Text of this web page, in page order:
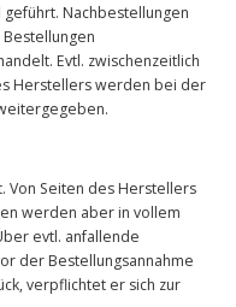
geführt. Nachbestellungen
Evtl. zwischenzeitlich
Herstellers werden bei der
Von Seiten des Herstellers
werden aber in vollem
evtl. anfallende
der Bestellungsannahme
verpflichtet er sich zur